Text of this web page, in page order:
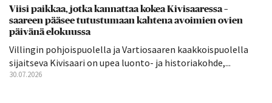
Viisi paikkaa, jotka kannattaa kokea Kivisaaressa –
saareen pääsee tutustumaan kahtena avoimien ovien
päivänä elokuussa
Villingin pohjoispuolella ja Vartiosaaren kaakkoispuolella
sijaitseva Kivisaari on upea luonto- ja historiakohde,...
30.07.2026